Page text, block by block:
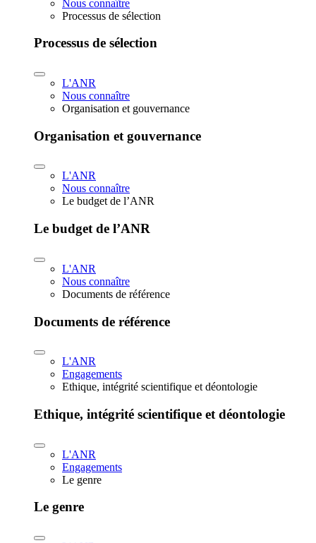
Nous connaître
Processus de sélection
Processus de sélection
L'ANR
Nous connaître
Organisation et gouvernance
Organisation et gouvernance
L'ANR
Nous connaître
Le budget de l’ANR
Le budget de l’ANR
L'ANR
Nous connaître
Documents de référence
Documents de référence
L'ANR
Engagements
Ethique, intégrité scientifique et déontologie
Ethique, intégrité scientifique et déontologie
L'ANR
Engagements
Le genre
Le genre